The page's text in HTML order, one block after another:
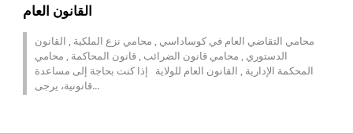
القانون العام
محامي التقاضي العام في كوساداسي , محامي نزع الملكية , القانون
الدستوري , محامي قانون الضرائب , قانون المحاكمة , محامي
المحكمة الإدارية , القانون العام للولاية إذا كنت بحاجة إلى مساعدة
قانونية، يرجى...